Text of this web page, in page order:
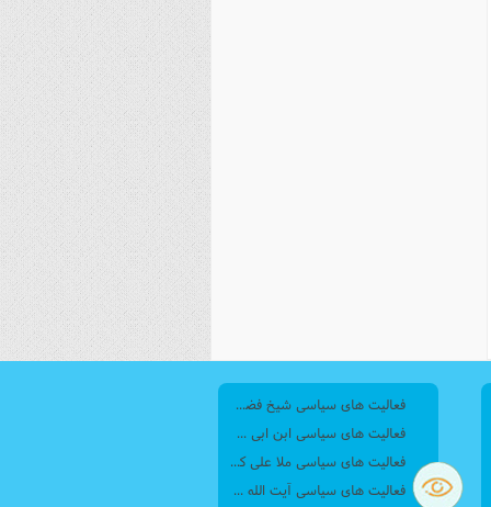
فعالیت های سیاسی شیخ فضل الله نوری
فعالیت های سیاسی ابن ابی سهل اسماعیل نوبختی
فعالیت های سیاسی ملا علی کنی
فعالیت های سیاسی آیت الله میرزا حسن بجنوردی